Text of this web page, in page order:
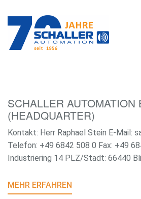
SCHALLER AUTOMATION
(HEADQUARTER)
Kontakt: Herr Raphael Stein E-Mail:
Telefon: +49 6842 508 0 Fax: +49
Industriering 14 PLZ/Stadt: 66440
MEHR ERFAHREN